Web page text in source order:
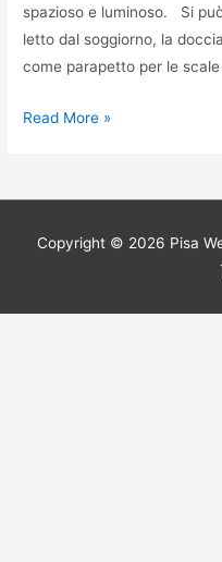
spazioso e luminoso. Si
letto dal soggiorno, la
come parapetto per le
Offerte
Read More »
Copyright © 2026 Pisa